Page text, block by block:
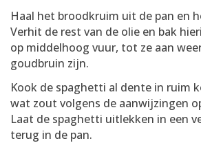
Haal het broodkruim uit de pan en
Verhit de rest van de olie en bak
op middelhoog vuur, tot ze aan
goudbruin zijn.
Kook de spaghetti al dente in ruim
wat zout volgens de aanwijzingen
Laat de spaghetti uitlekken in een
terug in de pan.